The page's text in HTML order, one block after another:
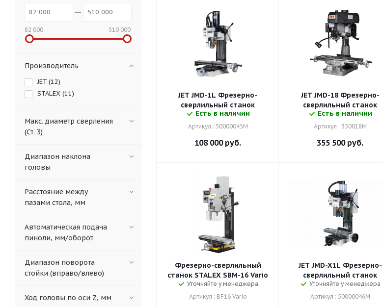
JET JMD-1L Фрезерно-
сверлильный станок
Есть в наличии
Артикул : 50000045M
108 000руб.
JET JMD-18 Фрезерно-
сверлильный станок
Есть в наличии
Артикул : 350018M
355 500руб.
Фрезерно-сверлильный
станок STALEX SBM-16 Vario
Уточняйте у менеджера
Артикул : BF16 Vario
JET JMD-X1L Фрезерно-
сверлильный станок
Уточняйте у менеджера
Артикул : 50000046M
82 000 510 000
Производитель
JET (12)
STALEX (11)
Макс. диаметр сверления
(Ст. 3)
Диапазон наклона
головы
Расстояние между
пазами стола, мм
Автоматическая подача
пиноли, мм/оборот
Диапазон поворота
стойки (вправо/влево)
Ход головы по оси Z, мм